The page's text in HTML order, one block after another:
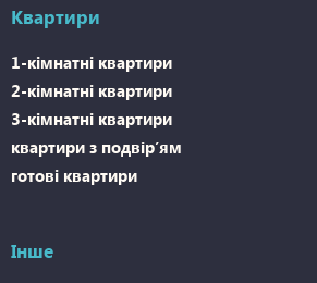
Квартири
1-кімнатні квартири
2-кімнатні квартири
3-кімнатні квартири
квартири з подвір’ям
готові квартири
Інше